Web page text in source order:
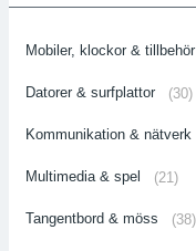
Mobiler, klockor & tillbehör
Datorer & surfplattor (30)
Kommunikation & nätverk
Multimedia & spel (21)
Tangentbord & möss (38)